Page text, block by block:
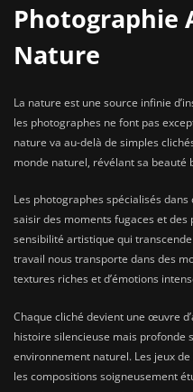
Photographie
Nature
La nature est une source infinie
les photographes ne font pas
nature va au-delà de simples
monde naturel, révélant sa
Les photographes spécialisés
saisir des moments fugaces et des
sensibilité artistique qui
travail nous transporte dans des
textures riches et d’émotions
Chaque cliché devient une œuvre
histoire silencieuse mais profonde
environnement naturel. Les jeux
les compositions soigneusement